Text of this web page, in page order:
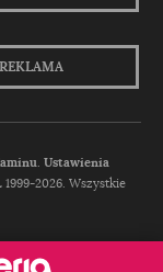
REKLAMA
Ustawienia
1999-2026. Wszystkie